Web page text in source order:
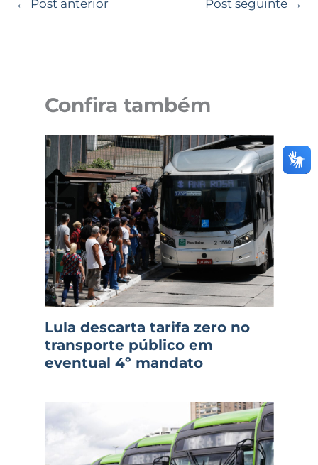
← Post anterior Post seguinte →
Confira também
Lula descarta tarifa zero no
transporte público em
eventual 4º mandato